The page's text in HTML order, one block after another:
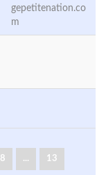
gepetitenation.co
m
8 ... 13